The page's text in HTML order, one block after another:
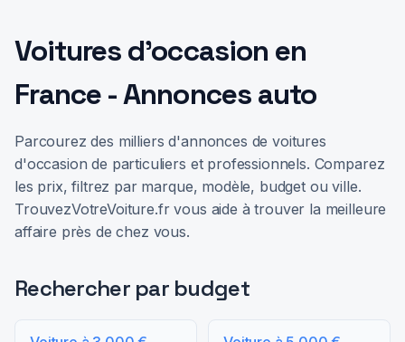
Voitures d'occasion en
France - Annonces auto
Parcourez des milliers d'annonces de voitures
d'occasion de particuliers et professionnels. Comparez
les prix, filtrez par marque, modèle, budget ou ville.
TrouvezVotreVoiture.fr vous aide à trouver la meilleure
affaire près de chez vous.
Rechercher par budget